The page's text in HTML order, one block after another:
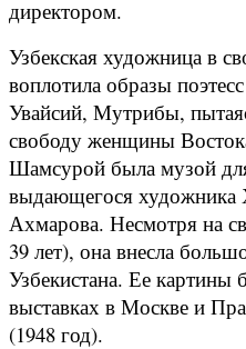
директором.
Узбекская художница в
воплотила образы
Увайсий, Мутрибы,
свободу женщины
Шамсурой была музой
выдающегося художника
Ахмарова. Несмотря на
39 лет), она внесла
Узбекистана. Ее картины
выставках в Москве и
(1948 год).